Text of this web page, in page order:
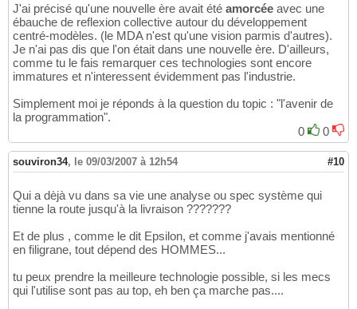
J'ai précisé qu'une nouvelle ère avait été amorcée avec une
ébauche de reflexion collective autour du développement
centré-modèles. (le MDA n'est qu'une vision parmis d'autres).
Je n'ai pas dis que l'on était dans une nouvelle ère. D'ailleurs,
comme tu le fais remarquer ces technologies sont encore
immatures et n'interessent évidemment pas l'industrie.
Simplement moi je réponds à la question du topic : "l'avenir de
la programmation".
0
0
souviron34, le 09/03/2007 à 12h54 #10
Qui a dèjà vu dans sa vie une analyse ou spec système qui
tienne la route jusqu'à la livraison ???????
Et de plus , comme le dit Epsilon, et comme j'avais mentionné
en filigrane, tout dépend des HOMMES...
tu peux prendre la meilleure technologie possible, si les mecs
qui l'utilise sont pas au top, eh ben ça marche pas....